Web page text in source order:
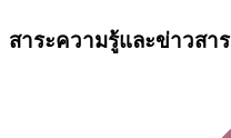
สาระความรู้และข่าวสาร